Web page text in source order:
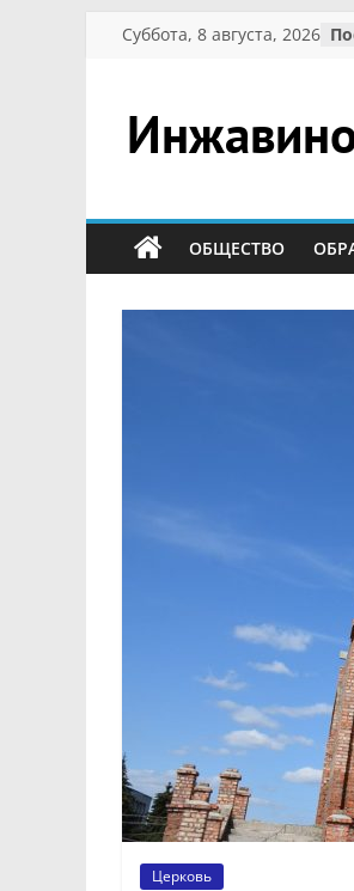
Перейти
Суббота, 8 августа, 2026
сельский
портал
ОБЩЕСТВО
Церковь